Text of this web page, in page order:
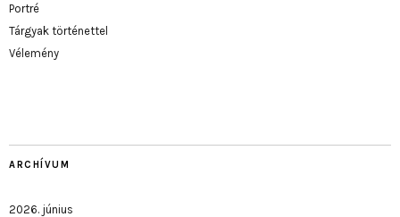
Portré
Tárgyak történettel
Vélemény
ARCHÍVUM
2026. június